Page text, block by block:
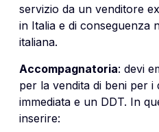
servizio da un venditore
in Italia e di conseguenza
italiana.
Accompagnatoria: devi
per la vendita di beni per
immediata e un DDT. In
inserire: